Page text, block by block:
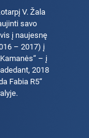
V. Žala
savo
į naujesnę
– 2017) į
– į
2018
Fabia R5“